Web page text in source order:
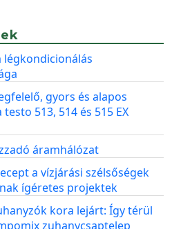
légkondicionálás
gyors és alapos
513, 514 és 515 EX
áramhálózat
a vízjárási szélsőségek
ígéretes projektek
kora lejárt: Így térül
zuhanycsaptelep